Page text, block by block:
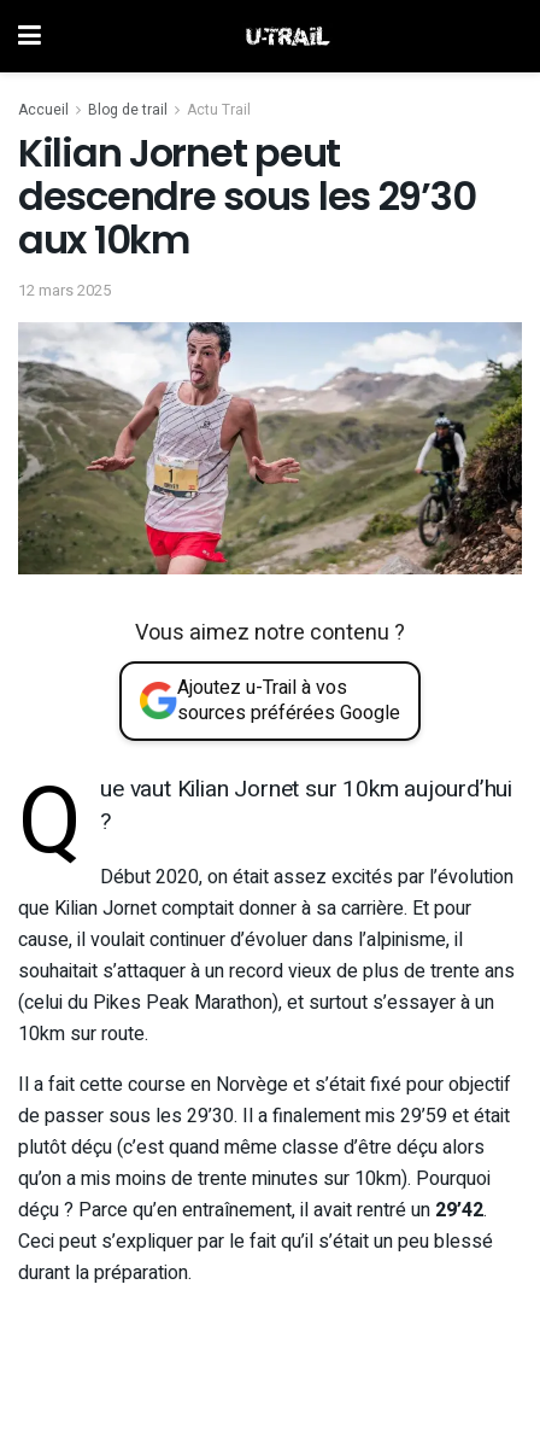
Accueil Blog de trail Actu Trail
Kilian Jornet peut
descendre sous les 29’30
aux 10km
12 mars 2025
Vous aimez notre contenu ?
Ajoutez u-Trail à vos
sources préférées Google
Q
ue vaut Kilian Jornet sur 10km aujourd’hui
?
Début 2020, on était assez excités par l’évolution
que Kilian Jornet comptait donner à sa carrière. Et pour
cause, il voulait continuer d’évoluer dans l’alpinisme, il
souhaitait s’attaquer à un record vieux de plus de trente ans
(celui du Pikes Peak Marathon), et surtout s’essayer à un
10km sur route.
Il a fait cette course en Norvège et s’était fixé pour objectif
de passer sous les 29’30. Il a finalement mis 29’59 et était
plutôt déçu (c’est quand même classe d’être déçu alors
qu’on a mis moins de trente minutes sur 10km). Pourquoi
déçu ? Parce qu’en entraînement, il avait rentré un 29’42.
Ceci peut s’expliquer par le fait qu’il s’était un peu blessé
durant la préparation.